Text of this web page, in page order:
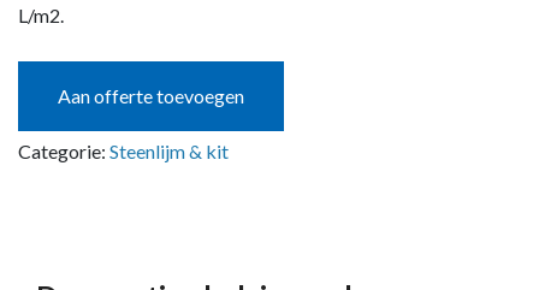
L/m2.
Aan offerte toevoegen
Categorie: Steenlijm & kit